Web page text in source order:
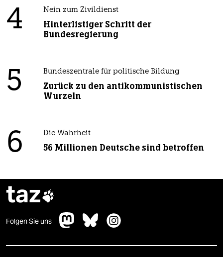
4 Nein zum Zivildienst
Hinterlistiger Schritt der
Bundesregierung
5 Bundeszentrale für politische Bildung
Zurück zu den antikommunistischen
Wurzeln
6 Die Wahrheit
56 Millionen Deutsche sind betroffen
taz
Folgen Sie uns